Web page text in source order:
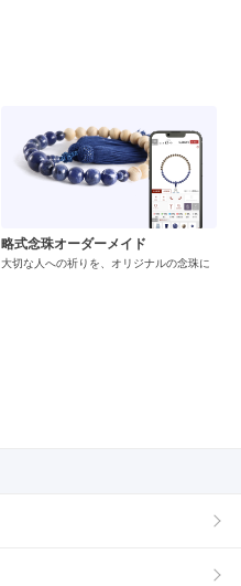
略式念珠オーダーメイド
大切な人への祈りを、オリジナルの念珠に